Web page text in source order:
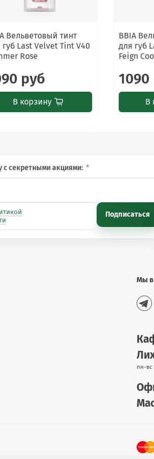
Избегайте попадания в
Вельветовый тинт
губ Last Velvet Tint V40
Rose
руб
В корзину
BBIA
для губ
Feign
1090
В
с секретными акциями:
Подписаться
Мы в
пн-вс